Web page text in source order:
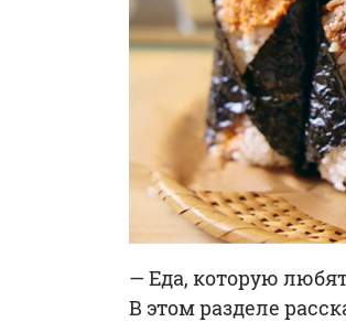
— Еда, которую
В этом разделе